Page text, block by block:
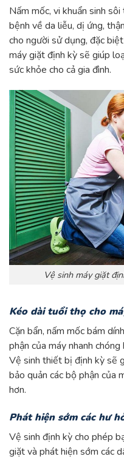
Nấm mốc, vi khuẩn sinh
bệnh về da liễu, dị ứng,
cho người sử dụng, đặc
máy giặt định kỳ sẽ giúp
sức khỏe cho cả gia đình.
Vệ sinh máy giặt
Kéo dài tuổi thọ cho
Cặn bẩn, nấm mốc bám
phận của máy nhanh
Vệ sinh thiết bị định kỳ sẽ
bảo quản các bộ phận của
hơn.
Phát hiện sớm các hư
Vệ sinh định kỳ cho phép
giặt và phát hiện sớm các